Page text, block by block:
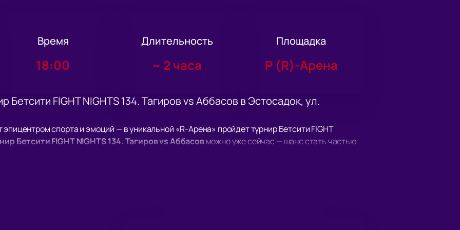
Время
18:00
Длительность
~ 2 часа
Площадка
Р (R)-Арена
Бетсити FIGHT NIGHTS 134. Тагиров vs Аббасов в Эстосадок, ул.
спорта и эмоций — в уникальной «R-Арена» пройдет турнир Бетсити FIGHT
Бетсити FIGHT NIGHTS 134. Тагиров vs Аббасовможно уже сейчас — шанс стать частью